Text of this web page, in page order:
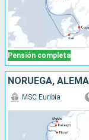
Pensión completa
NORUEGA,
MSC Euribia